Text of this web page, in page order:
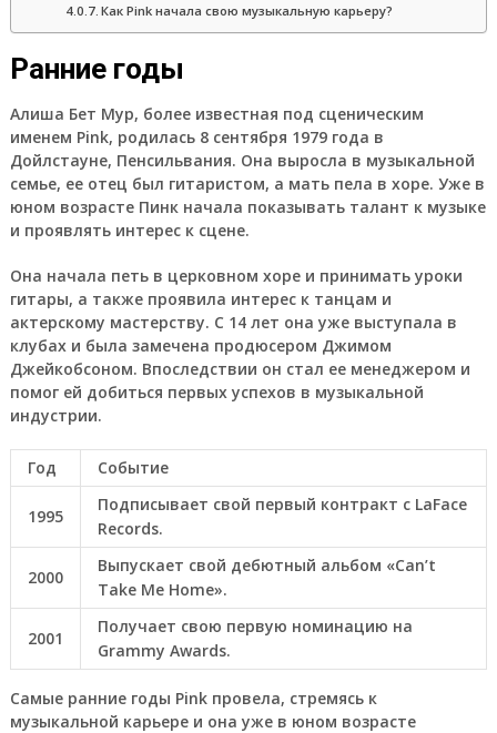
Как Pink начала свою музыкальную карьеру?
Ранние годы
Алиша Бет Мур, более известная под сценическим
именем Pink, родилась 8 сентября 1979 года в
Дойлстауне, Пенсильвания. Она выросла в музыкальной
семье, ее отец был гитаристом, а мать пела в хоре. Уже в
юном возрасте Пинк начала показывать талант к музыке
и проявлять интерес к сцене.
Она начала петь в церковном хоре и принимать уроки
гитары, а также проявила интерес к танцам и
актерскому мастерству. С 14 лет она уже выступала в
клубах и была замечена продюсером Джимом
Джейкобсоном. Впоследствии он стал ее менеджером и
помог ей добиться первых успехов в музыкальной
индустрии.
Год Событие
1995
Подписывает свой первый контракт с LaFace
Records.
2000
Выпускает свой дебютный альбом «Can’t
Take Me Home».
2001
Получает свою первую номинацию на
Grammy Awards.
Самые ранние годы Pink провела, стремясь к
музыкальной карьере и она уже в юном возрасте